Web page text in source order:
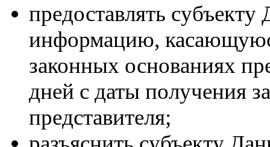
предоставлять
информацию,
законных основаниях
дней с даты получения
представителя;